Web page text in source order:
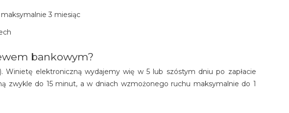
3 miesiąc
bankowym?
elektroniczną wydajemy wię w 5 lub szóstym dniu po zapłacie
zwykle do 15 minut, a w dniach wzmożonego ruchu maksymalnie do 1